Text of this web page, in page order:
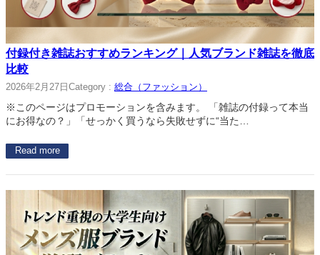
付録付き雑誌おすすめランキング｜人気ブランド雑誌を徹底
比較
2026年2月27日 Category : 総合（ファッション）
※このページはプロモーションを含みます。 「雑誌の付録って本当
にお得なの？」「せっかく買うなら失敗せずに“当た…
Read more